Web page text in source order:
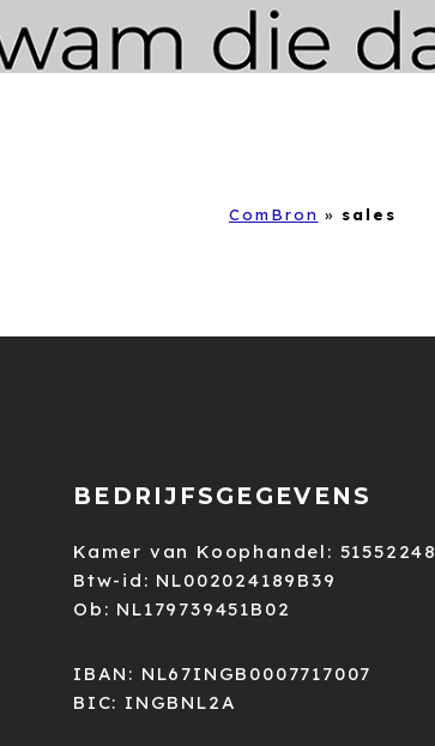
ComBron » sales
BEDRIJFSGEGEVENS
Kamer van Koophandel: 51552248
Btw-id: NL002024189B39
Ob: NL179739451B02
IBAN: NL67INGB0007717007
BIC: INGBNL2A